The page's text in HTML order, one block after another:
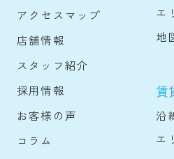
アクセスマップ
店舗情報
スタッフ紹介
採用情報
お客様の声
コラム
エ
地
賃
沿
エ